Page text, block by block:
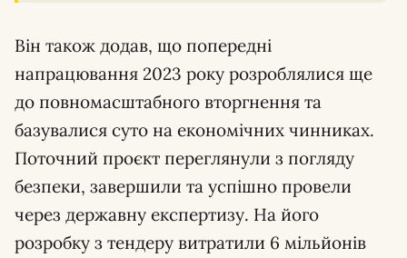
Він також додав, що попередні
напрацювання 2023 року розроблялися ще
до повномасштабного вторгнення та
базувалися суто на економічних чинниках.
Поточний проєкт переглянули з погляду
безпеки, завершили та успішно провели
через державну експертизу. На його
розробку з тендеру витратили 6 мільйонів